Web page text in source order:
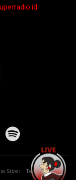
Siber
Tentang Kami